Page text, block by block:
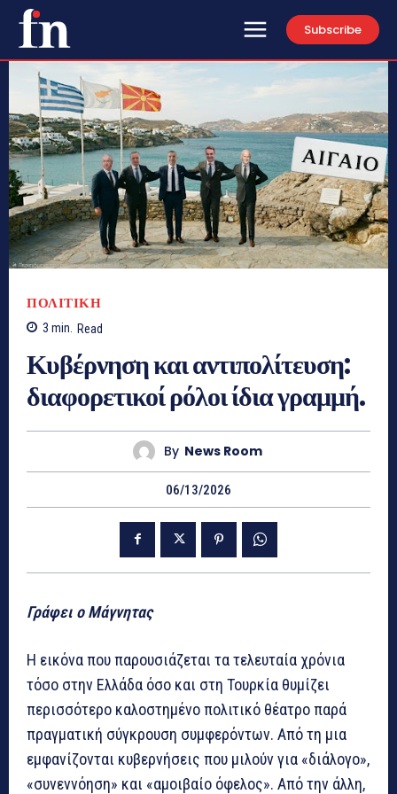
Subscribe
ΠΟΛΙΤΙΚΗ
3 min. Read
Κυβέρνηση και αντιπολίτευση:
διαφορετικοί ρόλοι ίδια γραμμή.
By News Room
06/13/2026
Γράφει ο Μάγνητας
Η εικόνα που παρουσιάζεται τα τελευταία χρόνια
τόσο στην Ελλάδα όσο και στη Τουρκία θυμίζει
περισσότερο καλοστημένο πολιτικό θέατρο παρά
πραγματική σύγκρουση συμφερόντων. Από τη μια
εμφανίζονται κυβερνήσεις που μιλούν για «διάλογο»,
«συνεννόηση» και «αμοιβαίο όφελος». Από την άλλη,